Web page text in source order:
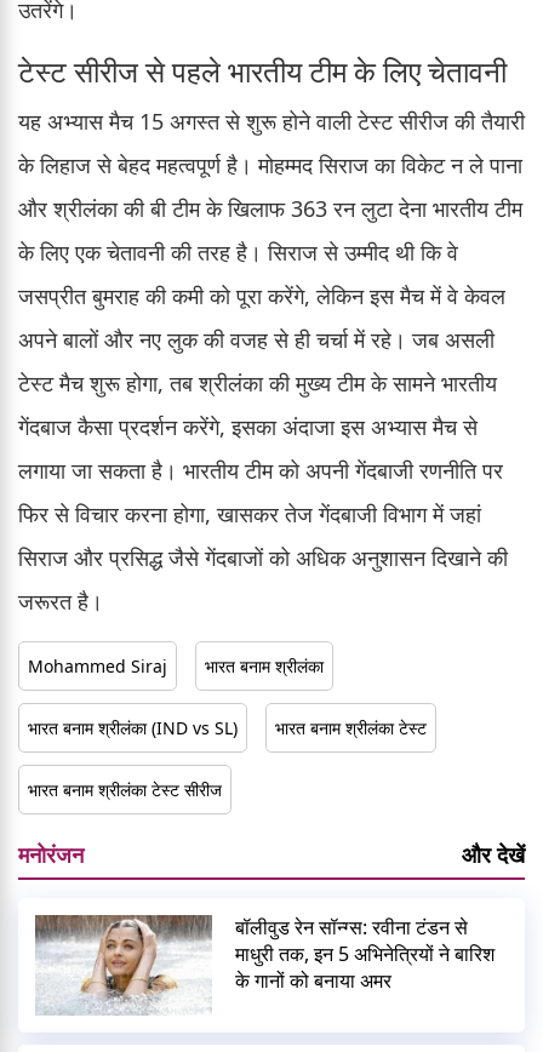
उतरेंगे।
टेस्ट सीरीज से पहले भारतीय टीम के लिए चेतावनी
यह अभ्यास मैच 15 अगस्त से शुरू होने वाली टेस्ट सीरीज की तैयारी
के लिहाज से बेहद महत्वपूर्ण है। मोहम्मद सिराज का विकेट न ले पाना
और श्रीलंका की बी टीम के खिलाफ 363 रन लुटा देना भारतीय टीम
के लिए एक चेतावनी की तरह है। सिराज से उम्मीद थी कि वे
जसप्रीत बुमराह की कमी को पूरा करेंगे, लेकिन इस मैच में वे केवल
अपने बालों और नए लुक की वजह से ही चर्चा में रहे। जब असली
टेस्ट मैच शुरू होगा, तब श्रीलंका की मुख्य टीम के सामने भारतीय
गेंदबाज कैसा प्रदर्शन करेंगे, इसका अंदाजा इस अभ्यास मैच से
लगाया जा सकता है। भारतीय टीम को अपनी गेंदबाजी रणनीति पर
फिर से विचार करना होगा, खासकर तेज गेंदबाजी विभाग में जहां
सिराज और प्रसिद्ध जैसे गेंदबाजों को अधिक अनुशासन दिखाने की
जरूरत है।
Mohammed Siraj भारत बनाम श्रीलंका
भारत बनाम श्रीलंका (IND vs SL) भारत बनाम श्रीलंका टेस्ट
भारत बनाम श्रीलंका टेस्ट सीरीज
मनोरंजन और देखें
बॉलीवुड रेन सॉन्ग्स: रवीना टंडन से
माधुरी तक, इन 5 अभिनेत्रियों ने बारिश
के गानों को बनाया अमर